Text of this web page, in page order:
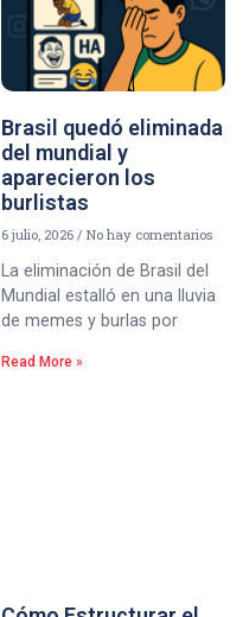
Brasil quedó eliminada
del mundial y
aparecieron los
burlistas
6 julio, 2026 No hay comentarios
La eliminación de Brasil del
Mundial estalló en una lluvia
de memes y burlas por
Read More »